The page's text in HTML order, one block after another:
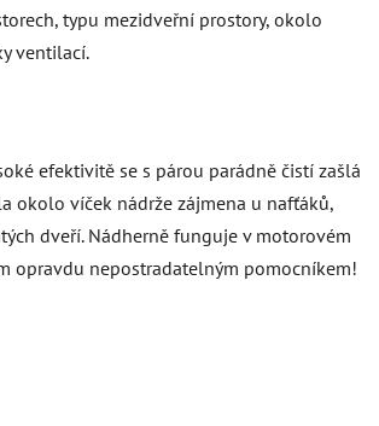
typu mezidveřní prostory, okolo
ventilací.
efektivitě se s párou parádně čistí zašlá
okolo víček nádrže zájmena u nafťáků,
dveří. Nádherně funguje v motorovém
opravdu nepostradatelným pomocníkem!